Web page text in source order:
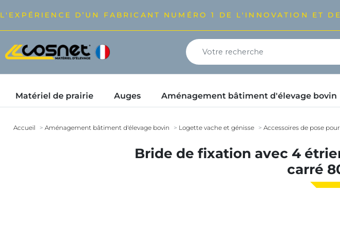
L'EXPÉRIENCE D’UN FABRICANT NUMÉRO 1 DE L'INNOVATION ET
Matériel de prairie Auges Aménagement bâtiment d'élevage bovin
Accueil Aménagement bâtiment d'élevage bovin Logette vache et génisse Accessoires de pose
Bride de fixation avec 4
carré